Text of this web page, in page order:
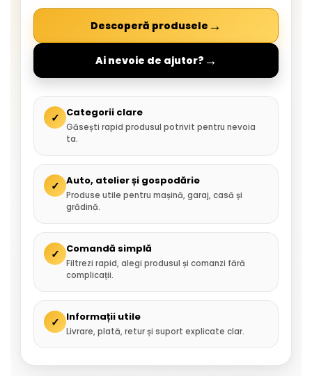
Descoperă produsele →
Ai nevoie de ajutor? →
✓ Categorii clare
Găsești rapid produsul potrivit pentru nevoia
ta.
✓ Auto, atelier și gospodărie
Produse utile pentru mașină, garaj, casă și
grădină.
✓ Comandă simplă
Filtrezi rapid, alegi produsul și comanzi fără
complicații.
✓ Informații utile
Livrare, plată, retur și suport explicate clar.